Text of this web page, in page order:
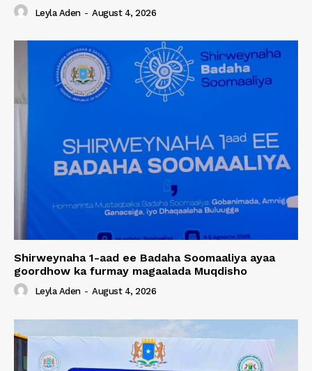
Leyla Aden - August 4, 2026
Shirweynaha 1-aad ee Badaha Soomaaliya ayaa
goordhow ka furmay magaalada Muqdisho
Leyla Aden - August 4, 2026